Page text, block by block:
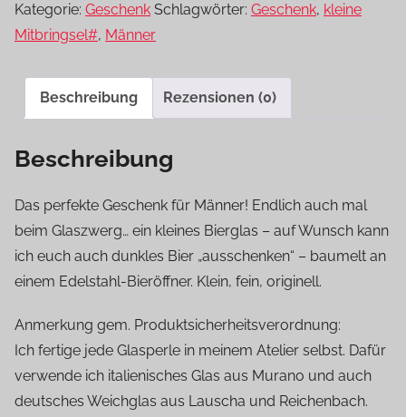
Kategorie: Geschenk Schlagwörter: Geschenk, kleine
Mitbringsel#, Männer
Beschreibung Rezensionen (0)
Beschreibung
Das perfekte Geschenk für Männer! Endlich auch mal
beim Glaszwerg… ein kleines Bierglas – auf Wunsch kann
ich euch auch dunkles Bier „ausschenken“ – baumelt an
einem Edelstahl-Bieröffner. Klein, fein, originell.
Anmerkung gem. Produktsicherheitsverordnung:
Ich fertige jede Glasperle in meinem Atelier selbst. Dafür
verwende ich italienisches Glas aus Murano und auch
deutsches Weichglas aus Lauscha und Reichenbach.